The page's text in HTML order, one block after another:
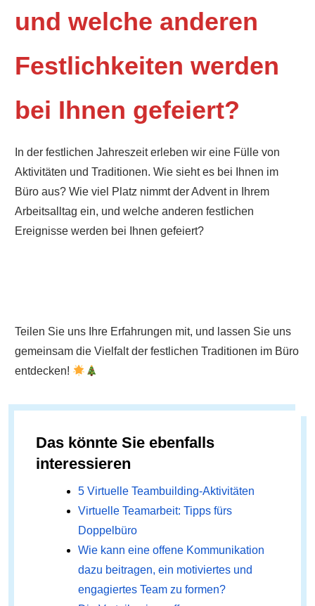
und welche anderen
Festlichkeiten werden
bei Ihnen gefeiert?
In der festlichen Jahreszeit erleben wir eine Fülle von
Aktivitäten und Traditionen. Wie sieht es bei Ihnen im
Büro aus? Wie viel Platz nimmt der Advent in Ihrem
Arbeitsalltag ein, und welche anderen festlichen
Ereignisse werden bei Ihnen gefeiert?
Teilen Sie uns Ihre Erfahrungen mit, und lassen Sie uns
gemeinsam die Vielfalt der festlichen Traditionen im Büro
entdecken!
Das könnte Sie ebenfalls
interessieren
5 Virtuelle Teambuilding-Aktivitäten
Virtuelle Teamarbeit: Tipps fürs
Doppelbüro
Wie kann eine offene Kommunikation
dazu beitragen, ein motiviertes und
engagiertes Team zu formen?